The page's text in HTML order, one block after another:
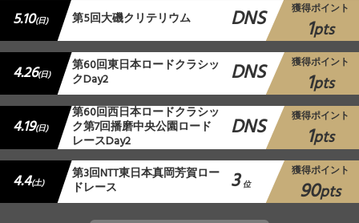
5.10(日) 第5回大磯クリテリウム DNS 獲得ポイント
1pts
4.26(日) 第60回東日本ロードクラシッ
クDay2 DNS 獲得ポイント
1pts
4.19(日)
第60回西日本ロードクラシッ
ク第7回播磨中央公園ロード
レースDay2 DNS 獲得ポイント
1pts
4.4(土) 第3回NTT東日本真岡芳賀ロー
ドレース 3 位
獲得ポイント
90pts